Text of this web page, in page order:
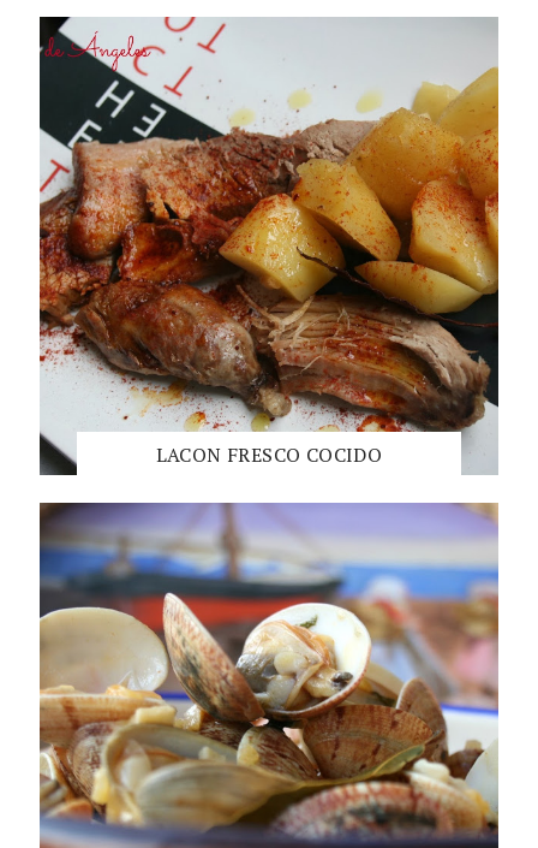
LACON FRESCO COCIDO